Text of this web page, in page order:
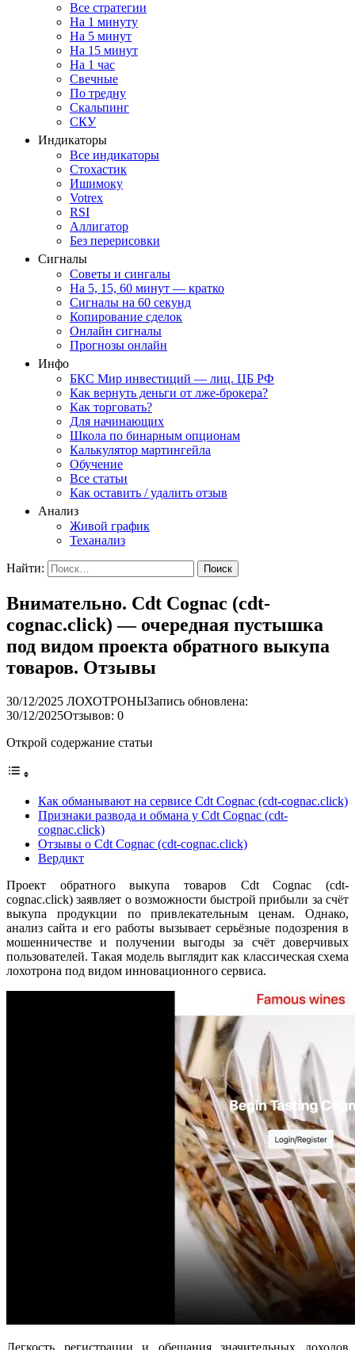
Все стратегии
На 1 минуту
На 5 минут
На 15 минут
На 1 час
Свечные
По тредну
Скальпинг
СКУ
Индикаторы
Все индикаторы
Стохастик
Ишимоку
Votrex
RSI
Аллигатор
Без перерисовки
Сигналы
Советы и сингалы
На 5, 15, 60 минут — кратко
Сигналы на 60 секунд
Копирование сделок
Онлайн сигналы
Прогнозы онлайн
Инфо
БКС Мир инвестиций — лиц. ЦБ РФ
Как вернуть деньги от лже-брокера?
Как торговать?
Для начинающих
Школа по бинарным опционам
Калькулятор мартингейла
Обучение
Все статьи
Как оставить / удалить отзыв
Анализ
Живой график
Теханализ
Найти:
Внимательно. Cdt Cognac (cdt-
cognac.click) — очередная пустышка
под видом проекта обратного выкупа
товаров. Отзывы
30/12/2025 ЛОХОТРОНЫЗапись обновлена:
30/12/2025Отзывов: 0
Открой содержание статьи
Как обманывают на сервисе Cdt Cognac (cdt-cognac.click)
Признаки развода и обмана у Cdt Cognac (cdt-
cognac.click)
Отзывы о Cdt Cognac (cdt-cognac.click)
Вердикт
Проект обратного выкупа товаров Cdt Cognac (cdt-
cognac.click) заявляет о возможности быстрой прибыли за счёт
выкупа продукции по привлекательным ценам. Однако,
анализ сайта и его работы вызывает серьёзные подозрения в
мошенничестве и получении выгоды за счёт доверчивых
пользователей. Такая модель выглядит как классическая схема
лохотрона под видом инновационного сервиса.
Легкость регистрации и обещания значительных доходов